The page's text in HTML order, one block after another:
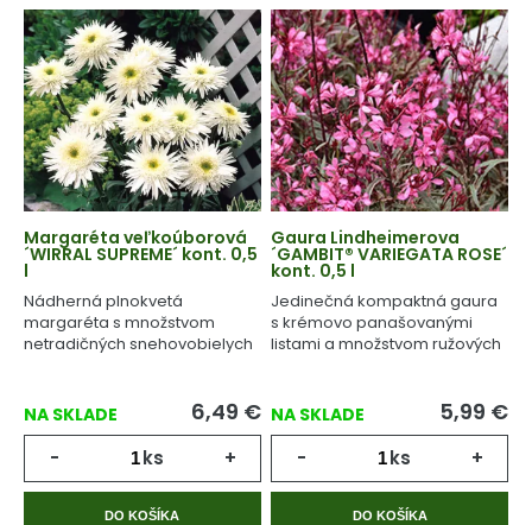
Margaréta veľkoúborová
´WIRRAL SUPREME´ kont. 0,5
l
Nádherná plnokvetá
margaréta s množstvom
netradičných snehovobielych
NA SKLADE 6,49 €
- ks +
DO KOŠÍKA
Gaura Lindheimerova
´GAMBIT® VARIEGATA ROSE´
kont. 0,5 l
Jedinečná kompaktná gaura
s krémovo panašovanými
listami a množstvom ružových
NA SKLADE 5,99 €
- ks +
DO KOŠÍKA